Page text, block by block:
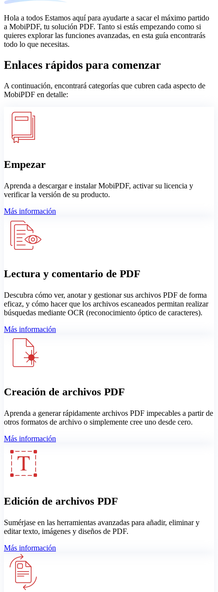
Hola a todos Estamos aquí para ayudarte a sacar el máximo partido
a MobiPDF, tu solución PDF. Tanto si estás empezando como si
quieres explorar las funciones avanzadas, en esta guía encontrarás
todo lo que necesitas.
Enlaces rápidos para comenzar
A continuación, encontrará categorías que cubren cada aspecto de
MobiPDF en detalle:
Empezar
Aprenda a descargar e instalar MobiPDF, activar su licencia y
verificar la versión de su producto.
Más información
Lectura y comentario de PDF
Descubra cómo ver, anotar y gestionar sus archivos PDF de forma
eficaz, y cómo hacer que los archivos escaneados permitan realizar
búsquedas mediante OCR (reconocimiento óptico de caracteres).
Más información
Creación de archivos PDF
Aprenda a generar rápidamente archivos PDF impecables a partir de
otros formatos de archivo o simplemente cree uno desde cero.
Más información
Edición de archivos PDF
Sumérjase en las herramientas avanzadas para añadir, eliminar y
editar texto, imágenes y diseños de PDF.
Más información